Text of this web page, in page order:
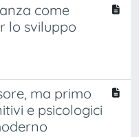
come
lo sviluppo
ma primo
e psicologici